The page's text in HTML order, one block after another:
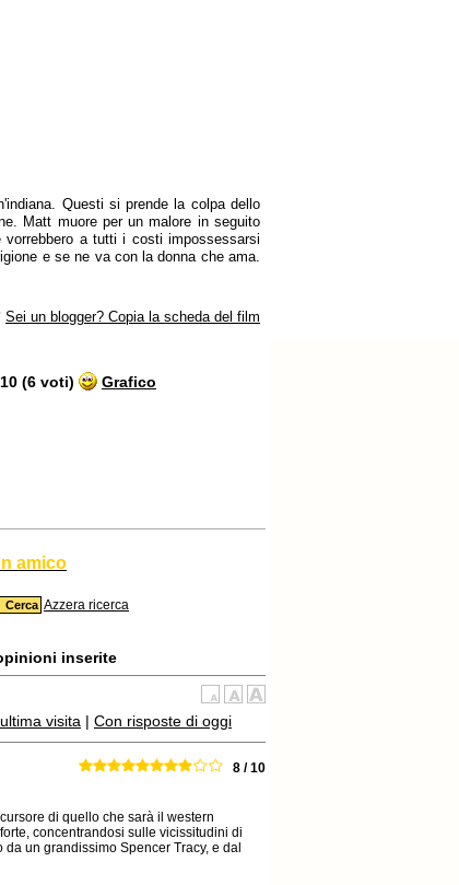
Questi si prende la colpa dello
Matt muore per un malore in seguito
a tutti i costi impossessarsi
e se ne va con la donna che ama.
Sei un blogger? Copia la scheda del film
(6 voti) Grafico
amico
Azzera ricerca
inserite
visita | Con risposte di oggi
8 / 10
di quello che sarà il western
concentrandosi sulle vicissitudini di
un grandissimo Spencer Tracy, e dal